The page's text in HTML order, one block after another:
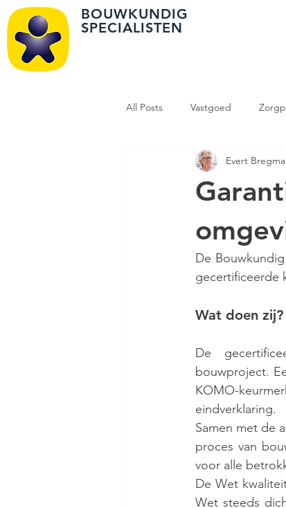
BOUWKUNDIG
SPECIALISTEN
All Posts Vastgoed
Omgevingsvergunning
Evert
De
gecertificeerde
Wat doen zij?
De
bouwproject.
KOMO-
eindverklaring.
Samen met de
proces van
voor alle
De Wet
Wet steeds